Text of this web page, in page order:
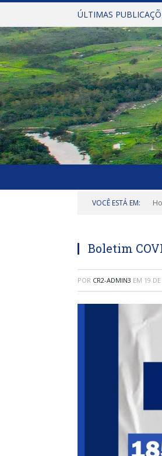
ÚLTIMAS
VOCÊ ESTÁ EM:
Boletim
POR CR2-ADMIN3 EM 19